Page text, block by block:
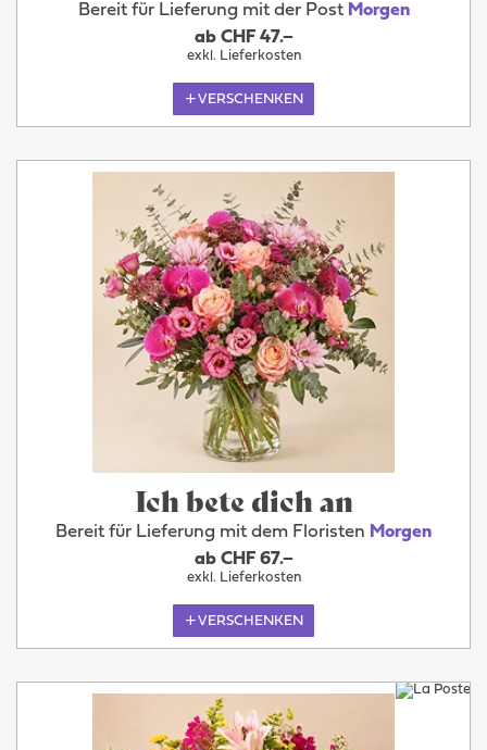
Bereit für Lieferung mit der Post Morgen
ab CHF 47.–
exkl. Lieferkosten
VERSCHENKEN
Ich bete dich an
Bereit für Lieferung mit dem Floristen Morgen
ab CHF 67.–
exkl. Lieferkosten
VERSCHENKEN